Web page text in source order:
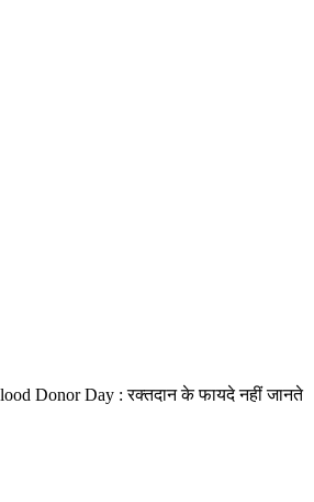
Donor Day : रक्तदान के फायदे नहीं जानते